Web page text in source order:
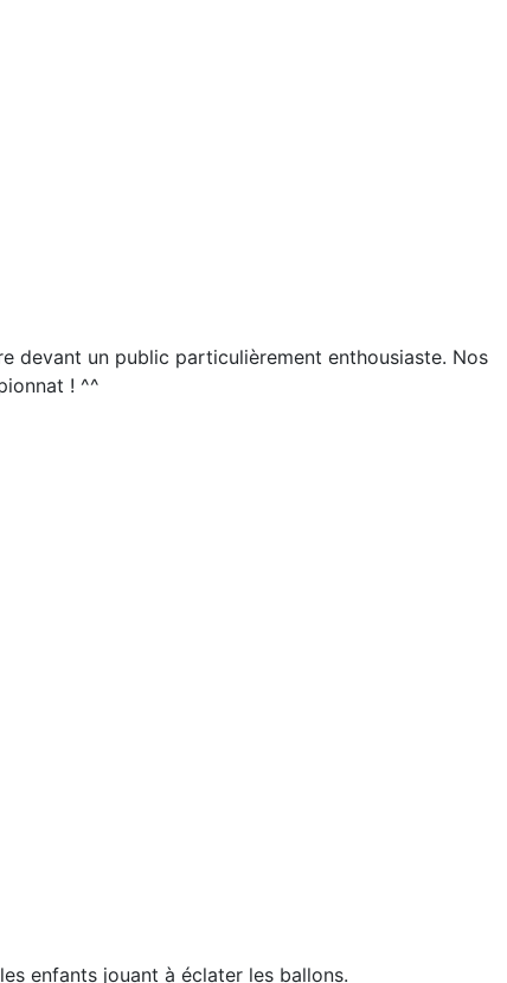
devant un public particulièrement enthousiaste. Nos
! ^^
enfants jouant à éclater les ballons.